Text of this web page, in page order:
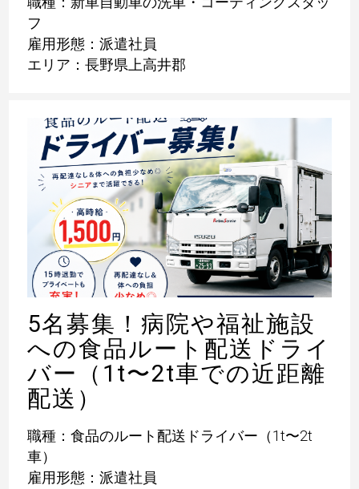
フ
雇用形態：派遣社員
エリア：長野県上高井郡
5名募集！病院や福祉施設
への食品ルート配送ドライ
バー（1t〜2t車での近距離
配送）
職種：食品のルート配送ドライバー（1t〜2t
車）
雇用形態：派遣社員